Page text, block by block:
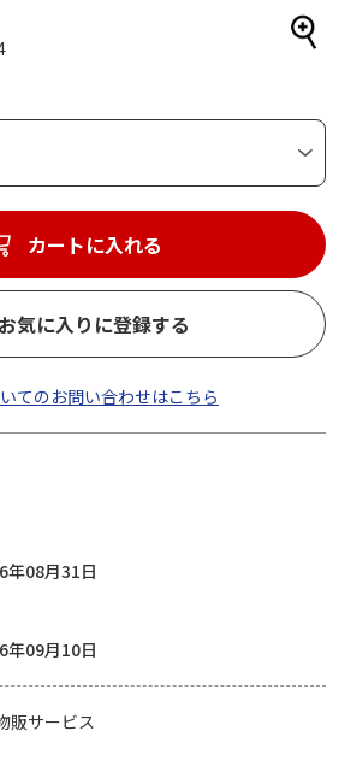
カートに入れる
お気に入りに登録する
てのお問い合わせはこちら
年08月31日
年09月10日
販サービス